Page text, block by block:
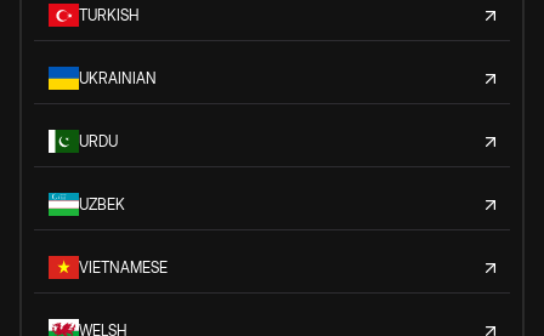
TURKISH
UKRAINIAN
URDU
UZBEK
VIETNAMESE
WELSH